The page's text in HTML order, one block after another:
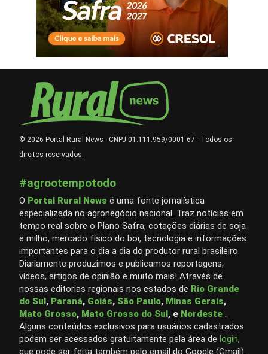
© 2026 Portal Rural News - CNPJ 01.111.959/0001-67 - Todos os
direitos reservados.
#agrootempotodo
O Portal Rural News é uma fonte jornalística
especializada no agronegócio nacional. Traz notícias em
tempo real sobre o Plano Safra, cotações diárias de soja
e milho, mercado físico do boi, tecnologia e informações
importantes para o dia a dia do produtor rural brasileiro.
Diariamente produzimos e publicamos reportagens,
vídeos, artigos de opinião e muito mais! Através de
nossas editorias regionais nos estados de Rio Grande
do Sul, Paraná, Goiás, São Paulo, Minas Gerais,
Mato Grosso, Mato Grosso do Sul, e Nordeste .
Alguns conteúdos exclusivos para usuários cadastrados
podem ser acessados gratuitamente pela área de login,
que pode ser feita também pelo email do Google (Gmail).